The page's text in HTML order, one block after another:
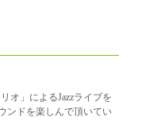
オ」によるJazzライブを
ンドを楽しんで頂いてい